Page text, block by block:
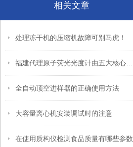
相关文章
处理冻干机的压缩机故障可别马虎！
全自动顶空进样器的正确使用方法
大容量离心机安装调试时的注意
在使用质构仪检测食品质量有哪些参数